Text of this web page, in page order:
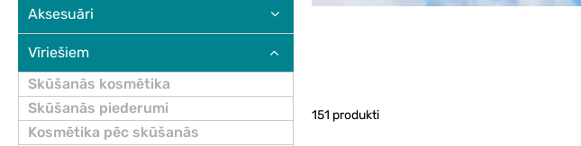
Aksesuāri
Vīriešiem
Skūšanās kosmētika
Skūšanās piederumi
Kosmētika pēc skūšanās
151 produkti